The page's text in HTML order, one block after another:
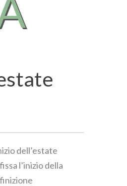
dell’estate
l’inizio della